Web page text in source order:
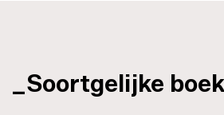
_Soortgelijke